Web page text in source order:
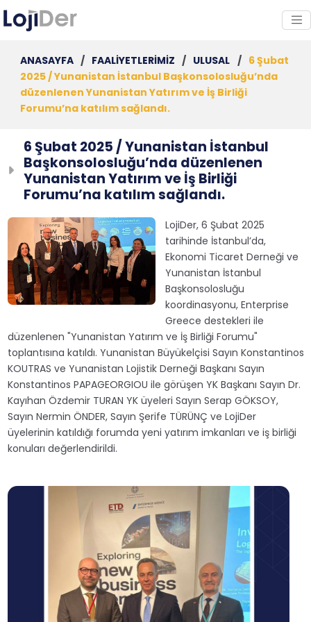
ANASAYFA / FAALİYETLERİMİZ / ULUSAL / 6 Şubat
2025 / Yunanistan İstanbul Başkonsolosluğu’nda
düzenlenen Yunanistan Yatırım ve İş Birliği
Forumu’na katılım sağlandı.
6 Şubat 2025 / Yunanistan İstanbul
Başkonsolosluğu’nda düzenlenen
Yunanistan Yatırım ve İş Birliği
Forumu’na katılım sağlandı.
LojiDer, 6 Şubat 2025
tarihinde İstanbul’da,
Ekonomi Ticaret Derneği ve
Yunanistan İstanbul
Başkonsolosluğu
koordinasyonu, Enterprise
Greece destekleri ile
düzenlenen "Yunanistan Yatırım ve İş Birliği Forumu"
toplantısına katıldı. Yunanistan Büyükelçisi Sayın Konstantinos
KOUTRAS ve Yunanistan Lojistik Derneği Başkanı Sayın
Konstantinos PAPAGEORGIOU ile görüşen YK Başkanı Sayın Dr.
Kayıhan Özdemir TURAN YK üyeleri Sayın Serap GÖKSOY,
Sayın Nermin ÖNDER, Sayın Şerife TÜRÜNÇ ve LojiDer
üyelerinin katıldığı forumda yeni yatırım imkanları ve iş birliği
konuları değerlendirildi.